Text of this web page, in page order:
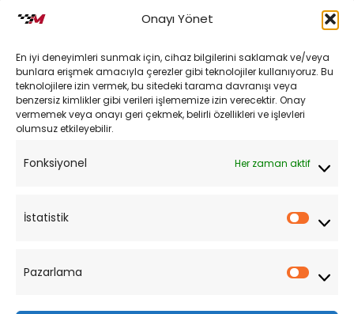
Onayı Yönet
En iyi deneyimleri sunmak için, cihaz bilgilerini saklamak ve/veya
bunlara erişmek amacıyla çerezler gibi teknolojiler kullanıyoruz. Bu
teknolojilere izin vermek, bu sitedeki tarama davranışı veya
benzersiz kimlikler gibi verileri işlememize izin verecektir. Onay
vermemek veya onayı geri çekmek, belirli özellikleri ve işlevleri
olumsuz etkileyebilir.
Fonksiyonel Her zaman aktif
İstatistik
Pazarlama
Kişisel Verilerin Korunması
Mesafeli Satış Sözleşmesi
YARDIM
Sipariş Takibi